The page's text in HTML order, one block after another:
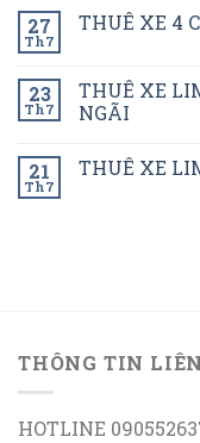
27
Th7
THUÊ XE 4
23
Th7
THUÊ XE
NGÃI
21
Th7
THUÊ XE
THÔNG TIN
HOTLINE